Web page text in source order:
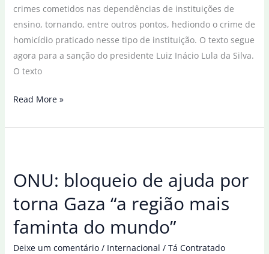
crimes cometidos nas dependências de instituições de
ensino, tornando, entre outros pontos, hediondo o crime de
homicídio praticado nesse tipo de instituição. O texto segue
agora para a sanção do presidente Luiz Inácio Lula da Silva.
O texto
Senado
projeto
homicídio
escola
crime
Read More »
ONU: bloqueio de ajuda por
torna Gaza “a região mais
faminta do mundo”
Deixe um comentário / Internacional / Tá Contratado